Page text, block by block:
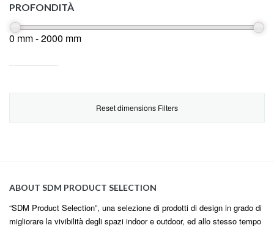
PROFONDITÀ
0 mm - 2000 mm
Reset dimensions Filters
ABOUT SDM PRODUCT SELECTION
“SDM Product Selection”, una selezione di prodotti di design in grado di
migliorare la vivibilità degli spazi indoor e outdoor, ed allo stesso tempo